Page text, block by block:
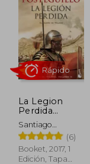
La Legion
Perdida
(Trilogia de
Trajano 3)
Santiago
Posteguillo
(6)
Booket, 2017, 1
Edición, Tapa